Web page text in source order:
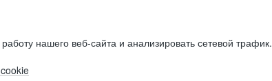
нашего веб-сайта и анализировать сетевой трафик.